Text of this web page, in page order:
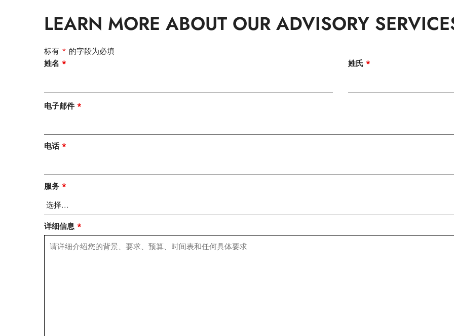
LEARN MORE ABOUT OUR ADVISORY
标有 * 的字段为必填
姓名 * 姓氏 *
电子邮件 *
电话 *
服务 *
详细信息 *